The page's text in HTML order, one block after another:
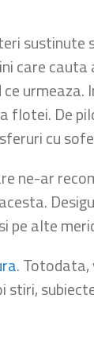
sustinute
care
urmeaza.
De
cu
ne-ar
pe alte
.